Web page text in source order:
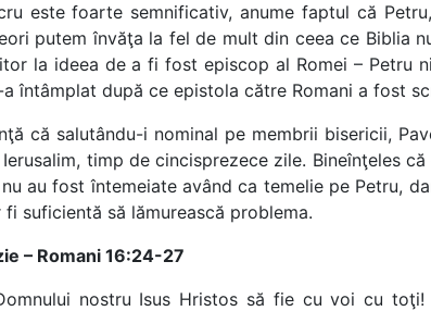
este foarte semnificativ, anume faptul că
putem învăţa la fel de mult din ceea ce Biblia
la ideea de a fi fost episcop al Romei – Petru
întâmplat după ce epistola către Romani a fost
că salutându-i nominal pe membrii bisericii,
timp de cincisprezece zile. Bineînţeles
au fost întemeiate având ca temelie pe Petru,
fi suficientă să lămurească problema.
– Romani 16:24-27
nostru Isus Hristos să fie cu voi cu toţi!